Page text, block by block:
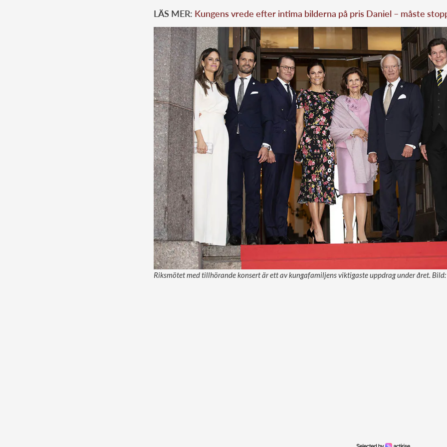
LÄS MER: Kungens vrede efter intima bilderna på pris Daniel – måste
Riksmötet med tillhörande konsert är ett av kungafamiljens viktigaste uppdrag under året.